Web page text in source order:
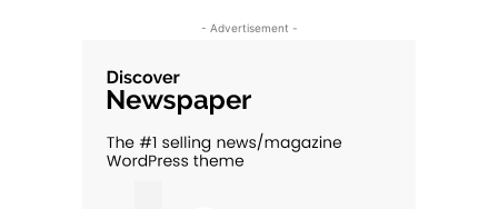
- Advertisement -